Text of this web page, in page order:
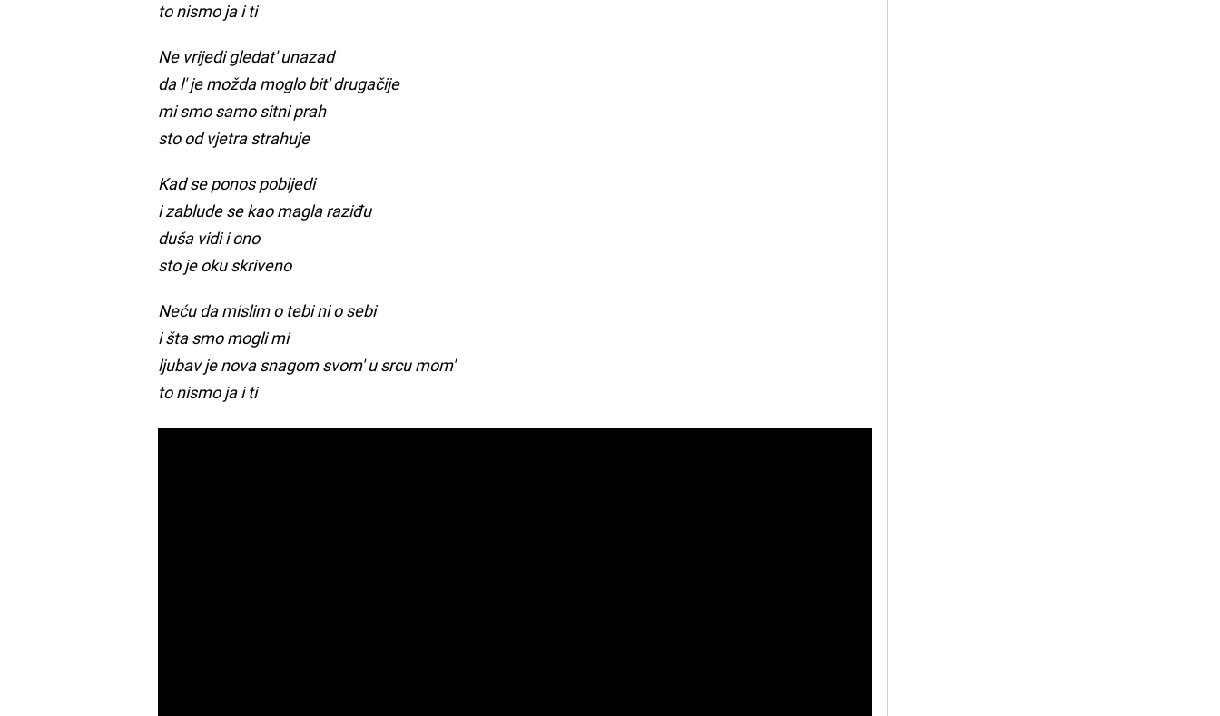
to nismo ja i ti
Ne vrijedi gledat' unazad
da l' je možda moglo bit' drugačije
mi smo samo sitni prah
sto od vjetra strahuje
Kad se ponos pobijedi
i zablude se kao magla raziđu
duša vidi i ono
sto je oku skriveno
Neću da mislim o tebi ni o sebi
i šta smo mogli mi
ljubav je nova snagom svom' u srcu mom'
to nismo ja i ti